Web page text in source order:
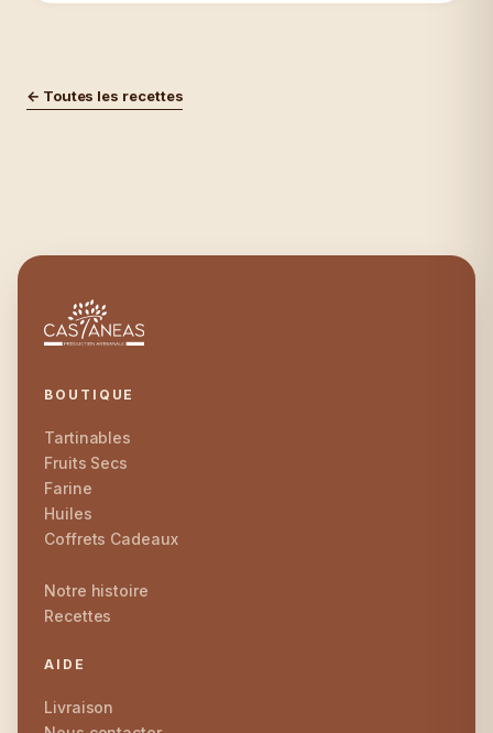
← Toutes les recettes
BOUTIQUE
Tartinables
Fruits Secs
Farine
Huiles
Coffrets Cadeaux
Notre histoire
Recettes
AIDE
Livraison